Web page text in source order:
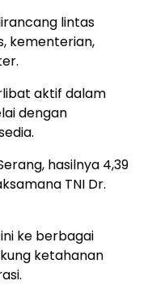
lintas
kementerian,
aktif dalam
dengan
hasilnya 4,39
TNI Dr.
ke berbagai
ketahanan